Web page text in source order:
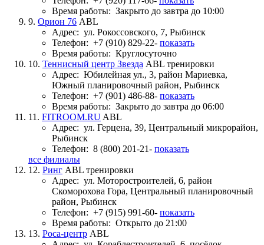
Время работы: Закрыто до завтра до 10:00
9. Орион 76 ABL
Адрес: ул. Рокоссовского, 7, Рыбинск
Телефон: +7 (910) 829-22- показать
Время работы: Круглосуточно
10. Теннисный центр Звезда ABL тренировки
Адрес: Юбилейная ул., 3, район Мариевка,
Южный планировочный район, Рыбинск
Телефон: +7 (901) 486-88- показать
Время работы: Закрыто до завтра до 06:00
11. FITROOM.RU ABL
Адрес: ул. Герцена, 39, Центральный микрорайон,
Рыбинск
Телефон: 8 (800) 201-21- показать
все филиалы
12. Ринг ABL тренировки
Адрес: ул. Моторостроителей, 6, район
Скоморохова Гора, Центральный планировочный
район, Рыбинск
Телефон: +7 (915) 991-60- показать
Время работы: Открыто до 21:00
13. Роса-центр ABL